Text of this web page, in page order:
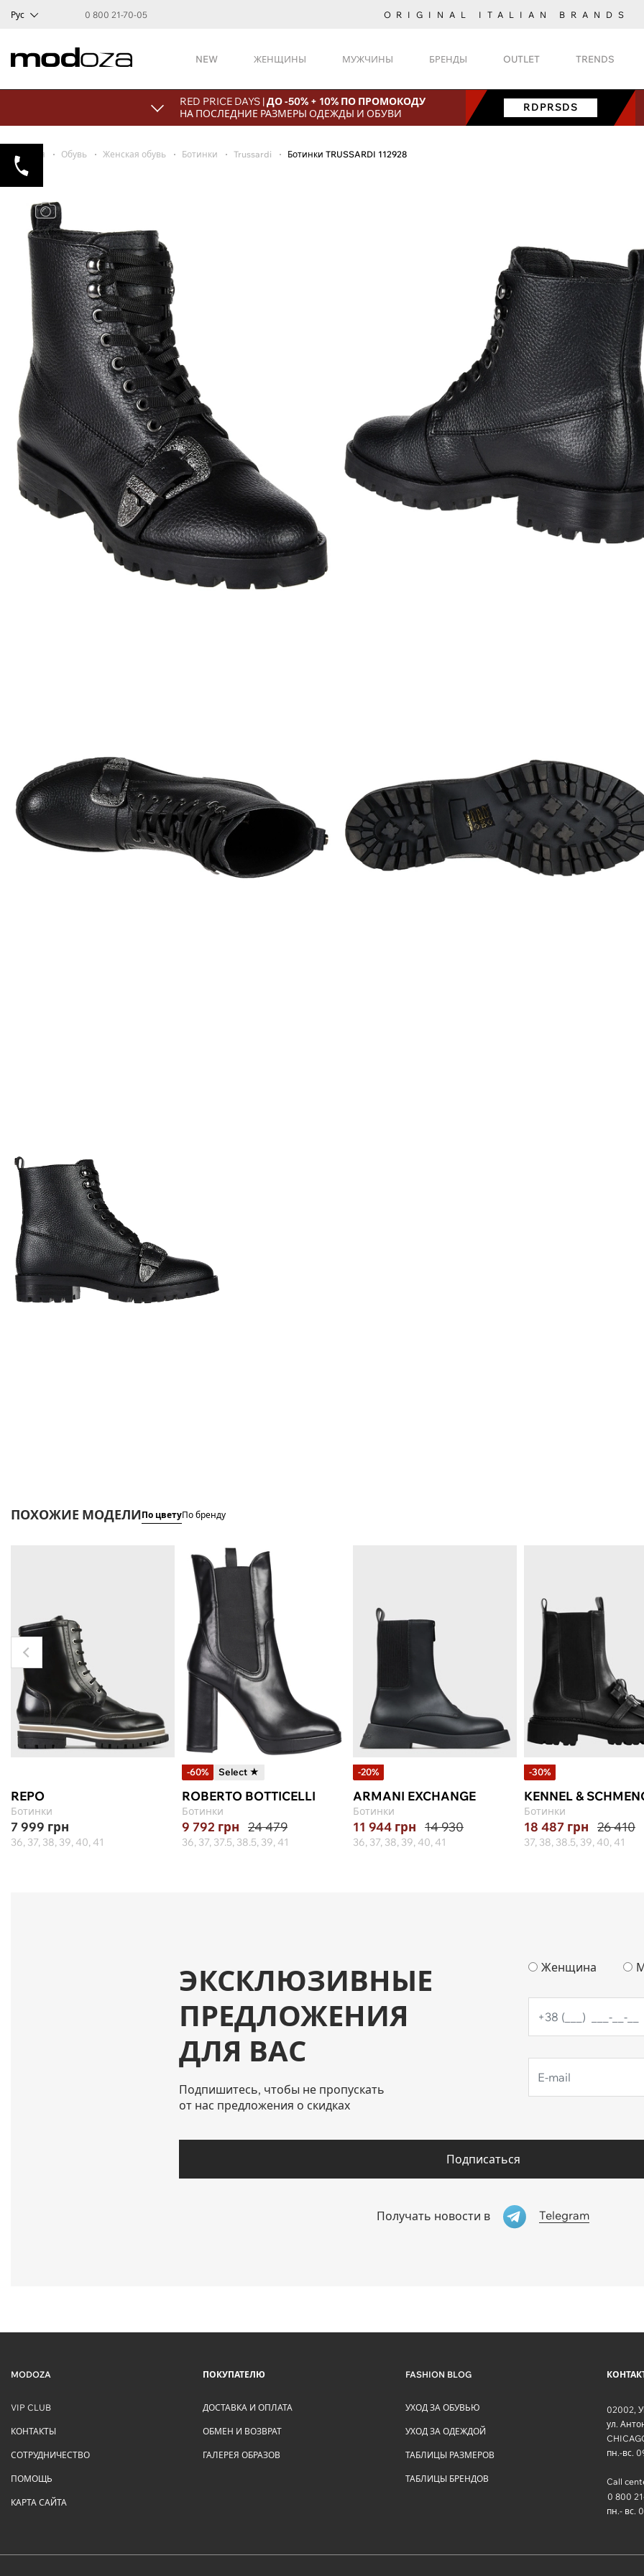
Рус 0 800 21-70-05 ORIGINAL ITALIAN BRANDS
NEW ЖЕНЩИНЫ МУЖЧИНЫ БРЕНДЫ OUTLET TRENDS
RED PRICE DAYS |ДО -50% + 10% ПО ПРОМОКОДУ
НА ПОСЛЕДНИЕ РАЗМЕРЫ ОДЕЖДЫ И ОБУВИ
RDPRSDS
Главная Обувь Женская обувь Ботинки Trussardi Ботинки TRUSSARDI 112928
Искать
похожее
ПОХОЖИЕ МОДЕЛИПо цветуПо бренду
REPO
Ботинки
7 999 грн
36, 37, 38, 39, 40, 41
-60% Select ★
ROBERTO BOTTICELLI
Ботинки
9 792 грн 24 479
36, 37, 37.5, 38.5, 39, 41
-20%
ARMANI EXCHANGE
Ботинки
11 944 грн 14 930
36, 37, 38, 39, 40, 41
-30%
KENNEL &
Ботинки
18 487 грн 26 410
37, 38, 38.5, 39, 40, 41
ЭКСКЛЮЗИВНЫЕ
ПРЕДЛОЖЕНИЯ
ДЛЯ ВАС
Подпишитесь, чтобы не пропускать
от нас предложения о скидках
Женщина
Подписаться
Получать новости в Telegram
MODOZA
VIP CLUB
КОНТАКТЫ
СОТРУДНИЧЕСТВО
ПОМОЩЬ
КАРТА САЙТА
ПОКУПАТЕЛЮ
ДОСТАВКА И ОПЛАТА
ОБМЕН И ВОЗВРАТ
ГАЛЕРЕЯ ОБРАЗОВ
FASHION BLOG
УХОД ЗА ОБУВЬЮ
УХОД ЗА ОДЕЖДОЙ
ТАБЛИЦЫ РАЗМЕРОВ
ТАБЛИЦЫ БРЕНДОВ
02002,
ул.
пн.-вс.
Call
0 800
пн.- вс.